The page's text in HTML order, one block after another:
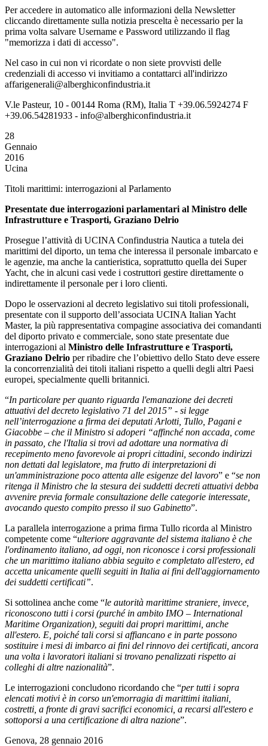
Per accedere in automatico alle informazioni della Newsletter
cliccando direttamente sulla notizia prescelta è necessario per la
prima volta salvare Username e Password utilizzando il flag
"memorizza i dati di accesso".
Nel caso in cui non vi ricordate o non siete provvisti delle
credenziali di accesso vi invitiamo a contattarci all'indirizzo
affarigenerali@alberghiconfindustria.it
V.le Pasteur, 10 - 00144 Roma (RM), Italia T +39.06.5924274 F
+39.06.54281933 - info@alberghiconfindustria.it
28
Gennaio
2016
Ucina
Titoli marittimi: interrogazioni al Parlamento
Presentate due interrogazioni parlamentari al Ministro delle
Infrastrutture e Trasporti, Graziano Delrio
Prosegue l’attività di UCINA Confindustria Nautica a tutela dei
marittimi del diporto, un tema che interessa il personale imbarcato e
le agenzie, ma anche la cantieristica, soprattutto quella dei Super
Yacht, che in alcuni casi vede i costruttori gestire direttamente o
indirettamente il personale per i loro clienti.
Dopo le osservazioni al decreto legislativo sui titoli professionali,
presentate con il supporto dell’associata UCINA Italian Yacht
Master, la più rappresentativa compagine associativa dei comandanti
del diporto privato e commerciale, sono state presentate due
interrogazioni al Ministro delle Infrastrutture e Trasporti,
Graziano Delrio per ribadire che l’obiettivo dello Stato deve essere
la concorrenzialità dei titoli italiani rispetto a quelli degli altri Paesi
europei, specialmente quelli britannici.
“In particolare per quanto riguarda l'emanazione dei decreti
attuativi del decreto legislativo 71 del 2015” - si legge
nell’interrogazione a firma dei deputati Arlotti, Tullo, Pagani e
Giacobbe – che il Ministro si adoperi “affinché non accada, come
in passato, che l'Italia si trovi ad adottare una normativa di
recepimento meno favorevole ai propri cittadini, secondo indirizzi
non dettati dal legislatore, ma frutto di interpretazioni di
un'amministrazione poco attenta alle esigenze del lavoro” e “se non
ritenga il Ministro che la stesura dei suddetti decreti attuativi debba
avvenire previa formale consultazione delle categorie interessate,
avocando questo compito presso il suo Gabinetto”.
La parallela interrogazione a prima firma Tullo ricorda al Ministro
competente come “ulteriore aggravante del sistema italiano è che
l'ordinamento italiano, ad oggi, non riconosce i corsi professionali
che un marittimo italiano abbia seguito e completato all'estero, ed
accetta unicamente quelli seguiti in Italia ai fini dell'aggiornamento
dei suddetti certificati”.
Si sottolinea anche come “le autorità marittime straniere, invece,
riconoscono tutti i corsi (purché in ambito IMO – International
Maritime Organization), seguiti dai propri marittimi, anche
all'estero. E, poiché tali corsi si affiancano e in parte possono
sostituire i mesi di imbarco ai fini del rinnovo dei certificati, ancora
una volta i lavoratori italiani si trovano penalizzati rispetto ai
colleghi di altre nazionalità”.
Le interrogazioni concludono ricordando che “per tutti i sopra
elencati motivi è in corso un'emorragia di marittimi italiani,
costretti, a fronte di gravi sacrifici economici, a recarsi all'estero e
sottoporsi a una certificazione di altra nazione”.
Genova, 28 gennaio 2016